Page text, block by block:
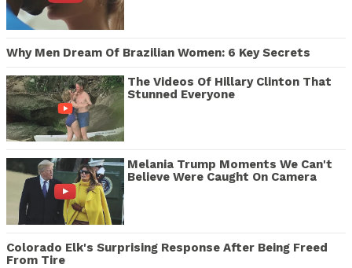
Why Men Dream Of Brazilian Women: 6 Key Secrets
The Videos Of Hillary Clinton That
Stunned Everyone
Melania Trump Moments We Can't
Believe Were Caught On Camera
Colorado Elk's Surprising Response After Being Freed
From Tire